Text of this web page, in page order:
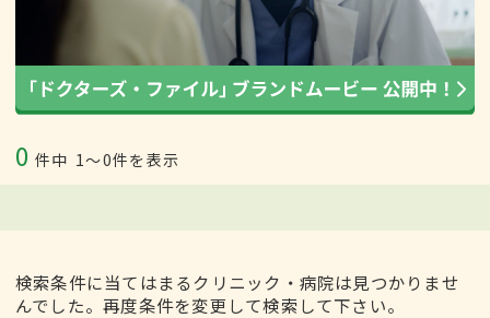
0 件中 1〜0件を表示
検索条件に当てはまるクリニック・病院は見つかりませ
んでした。再度条件を変更して検索して下さい。